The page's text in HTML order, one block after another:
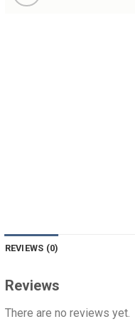
REVIEWS (0)
Reviews
There are no reviews yet.